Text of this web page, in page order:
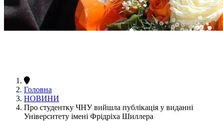
Головна
НОВИНИ
Про студентку ЧНУ вийшла публікація у виданні
Університету імені Фрідріха Шиллера